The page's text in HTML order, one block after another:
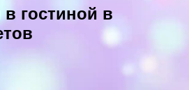
в гостиной в